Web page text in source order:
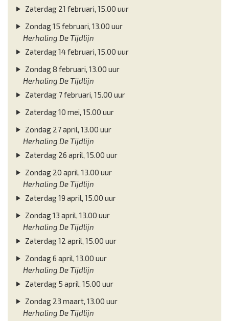
Zaterdag 21 februari, 15.00 uur
Zondag 15 februari, 13.00 uur
Herhaling De Tijdlijn
Zaterdag 14 februari, 15.00 uur
Zondag 8 februari, 13.00 uur
Herhaling De Tijdlijn
Zaterdag 7 februari, 15.00 uur
Zaterdag 10 mei, 15.00 uur
Zondag 27 april, 13.00 uur
Herhaling De Tijdlijn
Zaterdag 26 april, 15.00 uur
Zondag 20 april, 13.00 uur
Herhaling De Tijdlijn
Zaterdag 19 april, 15.00 uur
Zondag 13 april, 13.00 uur
Herhaling De Tijdlijn
Zaterdag 12 april, 15.00 uur
Zondag 6 april, 13.00 uur
Herhaling De Tijdlijn
Zaterdag 5 april, 15.00 uur
Zondag 23 maart, 13.00 uur
Herhaling De Tijdlijn